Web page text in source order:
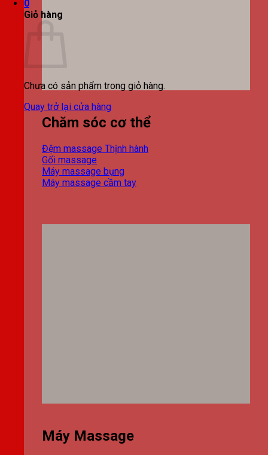
0
Giỏ hàng
Chưa có sản phẩm trong giỏ hàng.
Quay trở lại cửa hàng
Chăm sóc cơ thể
Đệm massage
Gối massage
Máy massage bụng
Máy massage cầm tay
Máy Massage